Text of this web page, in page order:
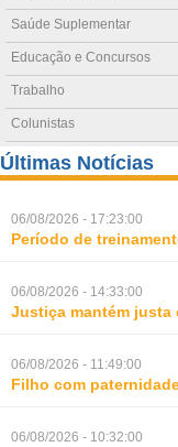
Saúde Suplementar
Educação e Concursos
Trabalho
Colunistas
Últimas Notícias
06/08/2026 - 17:23:00
Período de
06/08/2026 - 14:33:00
Justiça mantém justa
06/08/2026 - 11:49:00
Filho com
06/08/2026 - 10:32:00